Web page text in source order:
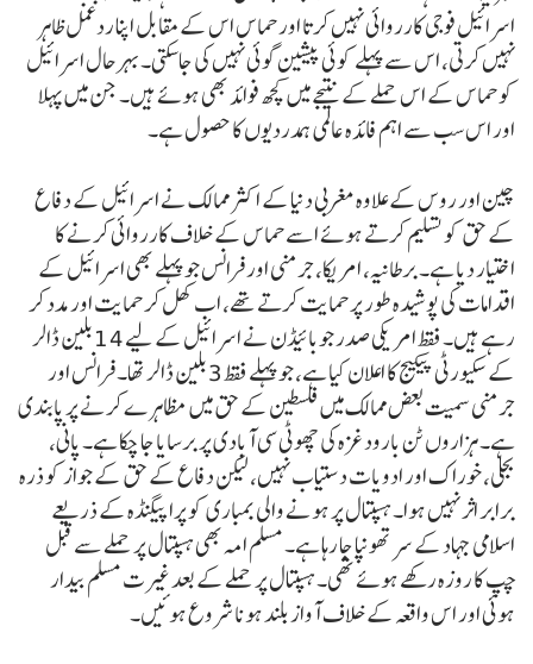
اسرائیل فوجی کارروائی نہیں کرتا اور حماس اس کے مقابل اپنا ردعمل ظاہر
نہیں کرتی، اس سے پہلے کوئی پیشین گوئی نہیں کی جاسکتی۔ بہرحال اسرائیل
کو حماس کے اس حملے کے نتیجے میں کچھ فوائد بھی ہوئے ہیں۔ جن میں پہلا
اور اس سب سے اہم فائدہ عالمی ہمدردیوں کا حصول ہے۔
چین اور روس کے علاوہ مغربی دنیا کے اکثر ممالک نے اسرائیل کے دفاع
کے حق کو تسلیم کرتے ہوئے اسے حماس کے خلاف کارروائی کرنے کا
اختیار دیا ہے۔ برطانیہ، امریکا، جرمنی اور فرانس جو پہلے بھی اسرائیل کے
اقدامات کی پوشیدہ طور پر حمایت کرتے تھے، اب کھل کر حمایت اور مدد کر
رہے ہیں۔ فقط امریکی صدر جوبائیڈن نے اسرائیل کے لیے 14 بلین ڈالر
کے سکیورٹی پیکیج کا اعلان کیا ہے، جو پہلے فقط 3 بلین ڈالر تھا۔ فرانس اور
جرمنی سمیت بعض ممالک میں فلسطین کے حق میں مظاہرے کرنے پر پابندی
ہے۔ ہزاروں ٹن بارود غزہ کی چھوٹی سی آبادی پر برسایا جا چکا ہے۔ پانی،
بجلی، خوراک اور ادویات دستیاب نہیں، لیکن دفاع کے حق کے جواز کو ذرہ
برابر اثر نہیں ہوا۔ ہسپتال پر ہونے والی بمباری کو پراپیگنڈہ کے ذریعے
اسلامی جہاد کے سر تھونپا جا رہا ہے۔ مسلم امہ بھی ہسپتال پر حملے سے قبل
چپ کا روزہ رکھے ہوئے تھی۔ ہسپتال پر حملے کے بعد غیرت مسلم بیدار
ہوئی اور اس واقعہ کے خلاف آواز بلند ہونا شروع ہوئیں۔